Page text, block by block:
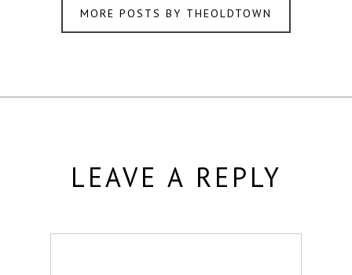
MORE POSTS BY THEOLDTOWN
LEAVE A REPLY